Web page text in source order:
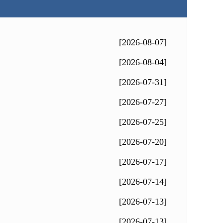
[2026-08-07]
[2026-08-04]
[2026-07-31]
[2026-07-27]
[2026-07-25]
[2026-07-20]
[2026-07-17]
[2026-07-14]
[2026-07-13]